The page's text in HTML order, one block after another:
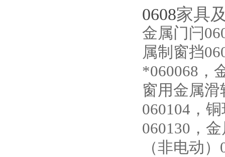
0608家具
金属门闩
属制窗挡
*060068，
窗用金属滑
060104，
060130，
（非电动